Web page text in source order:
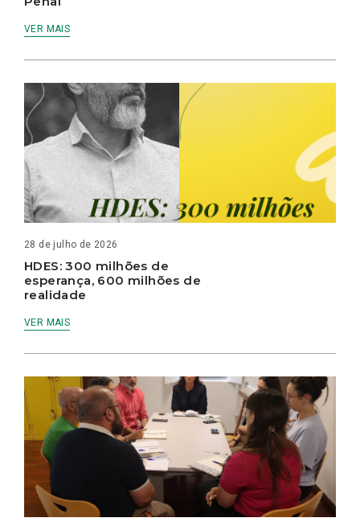
VER MAIS
28 de julho de 2026
HDES: 300 milhões de
esperança, 600 milhões de
realidade
VER MAIS